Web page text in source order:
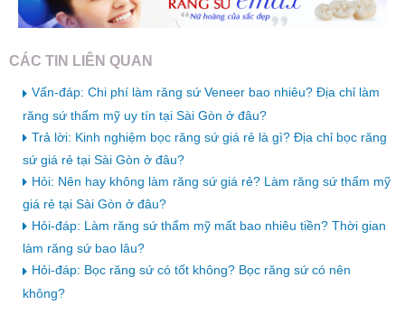
CÁC TIN LIÊN QUAN
Vấn-đáp: Chi phí làm răng sứ Veneer bao nhiêu? Địa chỉ làm
răng sứ thẩm mỹ uy tín tại Sài Gòn ở đâu?
Trả lời: Kinh nghiệm bọc răng sứ giá rẻ là gì? Địa chỉ bọc răng
sứ giá rẻ tại Sài Gòn ở đâu?
Hỏi: Nên hay không làm răng sứ giá rẻ? Làm răng sứ thẩm mỹ
giá rẻ tại Sài Gòn ở đâu?
Hỏi-đáp: Làm răng sứ thẩm mỹ mất bao nhiêu tiền? Thời gian
làm răng sứ bao lâu?
Hỏi-đáp: Bọc răng sứ có tốt không? Bọc răng sứ có nên
không?